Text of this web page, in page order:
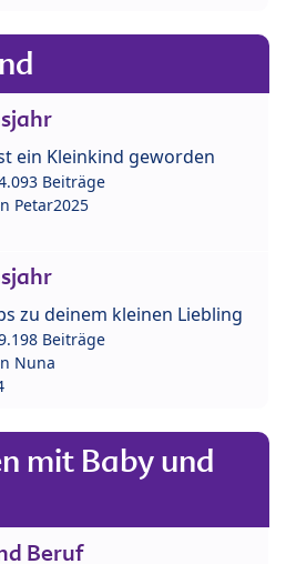
ein Kleinkind geworden
Beiträge
Petar2025
zu deinem kleinen Liebling
Beiträge
Nuna
mit Baby und
Beruf